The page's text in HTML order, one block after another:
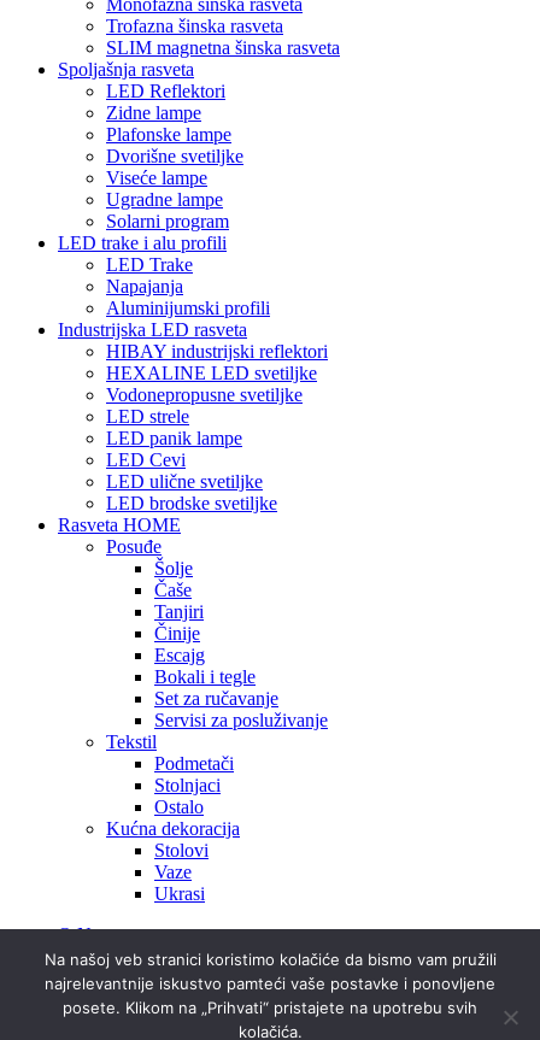
Monofazna šinska rasveta
Trofazna šinska rasveta
SLIM magnetna šinska rasveta
Spoljašnja rasveta
LED Reflektori
Zidne lampe
Plafonske lampe
Dvorišne svetiljke
Viseće lampe
Ugradne lampe
Solarni program
LED trake i alu profili
LED Trake
Napajanja
Aluminijumski profili
Industrijska LED rasveta
HIBAY industrijski reflektori
HEXALINE LED svetiljke
Vodonepropusne svetiljke
LED strele
LED panik lampe
LED Cevi
LED ulične svetiljke
LED brodske svetiljke
Rasveta HOME
Posuđe
Šolje
Čaše
Tanjiri
Činije
Escajg
Bokali i tegle
Set za ručavanje
Servisi za posluživanje
Tekstil
Podmetači
Stolnjaci
Ostalo
Kućna dekoracija
Stolovi
Vaze
Ukrasi
O Nama
Projekti
Prostorije
Ideje i inspiracije
Kontakt
Na našoj veb stranici koristimo kolačiće da bismo vam pružili
najrelevantnije iskustvo pamteći vaše postavke i ponovljene
posete. Klikom na „Prihvati“ pristajete na upotrebu svih
kolačića.